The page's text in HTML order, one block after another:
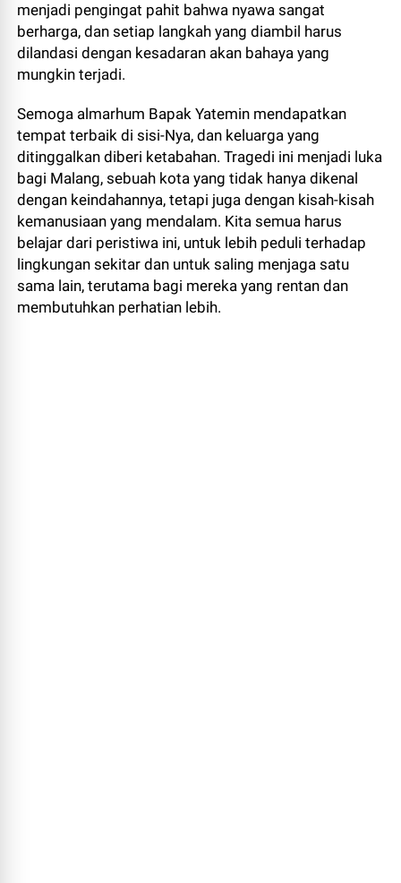
menjadi pengingat pahit bahwa nyawa sangat
berharga, dan setiap langkah yang diambil harus
dilandasi dengan kesadaran akan bahaya yang
mungkin terjadi.
Semoga almarhum Bapak Yatemin mendapatkan
tempat terbaik di sisi-Nya, dan keluarga yang
ditinggalkan diberi ketabahan. Tragedi ini menjadi luka
bagi Malang, sebuah kota yang tidak hanya dikenal
dengan keindahannya, tetapi juga dengan kisah-kisah
kemanusiaan yang mendalam. Kita semua harus
belajar dari peristiwa ini, untuk lebih peduli terhadap
lingkungan sekitar dan untuk saling menjaga satu
sama lain, terutama bagi mereka yang rentan dan
membutuhkan perhatian lebih.